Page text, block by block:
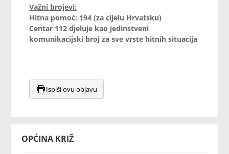
OPĆINA KRIŽ
Važni brojevi:
Hitna pomoć: 194 (za cijelu Hrvatsku)
Centar 112 djeluje kao jedinstveni
komunikacijski broj za sve vrste hitnih situacija
Ispiši ovu objavu